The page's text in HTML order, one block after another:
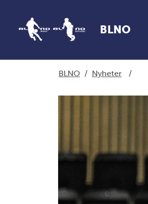
BLNO
BLNO / Nyheter /